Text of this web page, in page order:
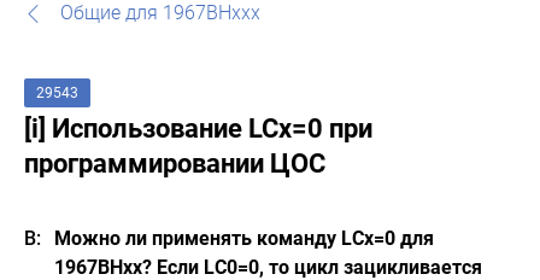
Общие для 1967ВНххх
29543
[i] Использование LCx=0 при
программировании ЦОС
Можно ли применять команду LCx=0 для
1967ВНхх? Если LC0=0, то цикл зацикливается